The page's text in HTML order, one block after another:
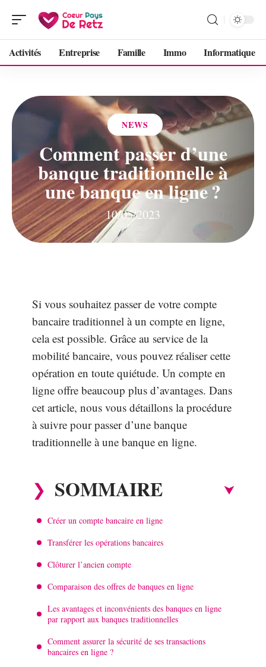
Activités Entreprise Famille Immo Informatique
NEWS
Comment passer d’une
banque traditionnelle à
une banque en ligne ?
10/05/2023
Si vous souhaitez passer de votre compte
bancaire traditionnel à un compte en ligne,
cela est possible. Grâce au service de la
mobilité bancaire, vous pouvez réaliser cette
opération en toute quiétude. Un compte en
ligne offre beaucoup plus d’avantages. Dans
cet article, nous vous détaillons la procédure
à suivre pour passer d’une banque
traditionnelle à une banque en ligne.
SOMMAIRE
Créer un compte bancaire en ligne
Transférer les opérations bancaires
Clôturer l’ancien compte
Comparaison des offres de banques en ligne
Les avantages et inconvénients des banques en ligne
par rapport aux banques traditionnelles
Comment assurer la sécurité de ses transactions
bancaires en ligne ?